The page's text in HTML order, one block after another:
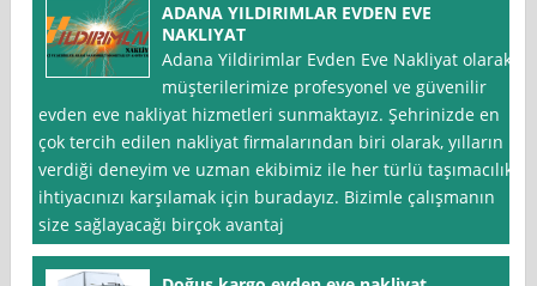
ADANA YILDIRIMLAR EVDEN EVE
NAKLIYAT
Adana Yildirimlar Evden Eve Nakliyat olarak,
müşterilerimize profesyonel ve güvenilir
evden eve nakliyat hizmetleri sunmaktayız. Şehrinizde en
çok tercih edilen nakliyat firmalarından biri olarak, yılların
verdiği deneyim ve uzman ekibimiz ile her türlü taşımacılık
ihtiyacınızı karşılamak için buradayız. Bizimle çalışmanın
size sağlayacağı birçok avantaj